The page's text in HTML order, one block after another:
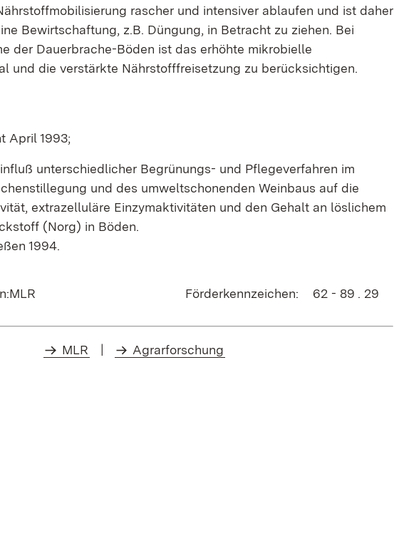
rascher und intensiver ablaufen und ist daher
Bewirtschaftung, z.B. Düngung, in Betracht zu ziehen. Bei
der Dauerbrache-Böden ist das erhöhte mikrobielle
und die verstärkte Nährstofffreisetzung zu berücksichtigen.
April 1993;
unterschiedlicher Begrünungs- und Pflegeverfahren im
und des umweltschonenden Weinbaus auf die
extrazelluläre Einzymaktivitäten und den Gehalt an löslichem
(Norg) in Böden.
1994.
Förderkennzeichen: 62 - 89 . 29
MLR Agrarforschung